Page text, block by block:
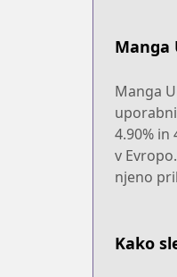
Manga
Manga
4.90%
v
njeno
Kako